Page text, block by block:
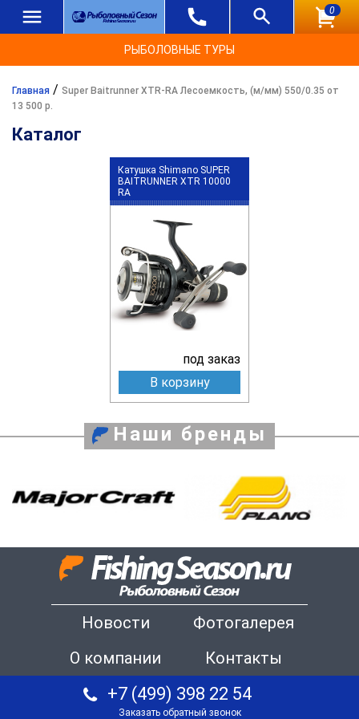
0
РЫБОЛОВНЫЕ ТУРЫ
Главная / Super Baitrunner XTR-RA Лесоемкость, (м/мм) 550/0.35 от
13 500 р.
Каталог
Катушка Shimano SUPER
BAITRUNNER XTR 10000
RA
под заказ
В корзину
Наши бренды
Новости
Фотогалерея
О компании
Контакты
+7 (499) 398 22 54
Заказать обратный звонок